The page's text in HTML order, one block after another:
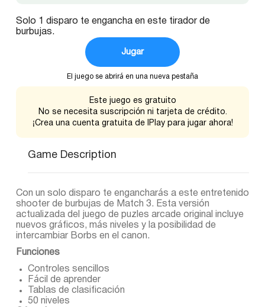
Solo 1 disparo te engancha en este tirador de
burbujas.
Jugar
El juego se abrirá en una nueva pestaña
Este juego es gratuito
No se necesita suscripción ni tarjeta de crédito.
¡Crea una cuenta gratuita de IPlay para jugar ahora!
Game Description
Con un solo disparo te engancharás a este entretenido
shooter de burbujas de Match 3. Esta versión
actualizada del juego de puzles arcade original incluye
nuevos gráficos, más niveles y la posibilidad de
intercambiar Borbs en el canon.
Funciones
Controles sencillos
Fácil de aprender
Tablas de clasificación
50 niveles